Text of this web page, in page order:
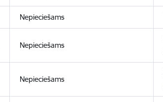
Nepieciešams
Nepieciešams
Nepieciešams